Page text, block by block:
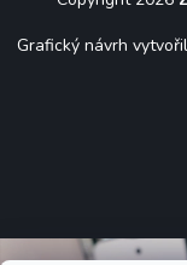
Grafický návrh